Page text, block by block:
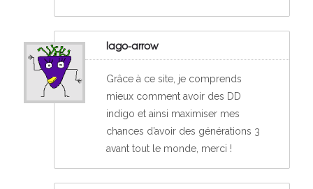
lago-arrow
Grâce à ce site, je comprends
mieux comment avoir des DD
indigo et ainsi maximiser mes
chances d’avoir des générations 3
avant tout le monde, merci !